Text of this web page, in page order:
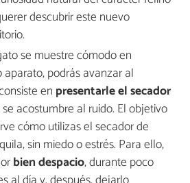
descubrir este nuevo
se muestre cómodo en
podrás avanzar al
en presentarle el secador
acostumbre al ruido. El objetivo
cómo utilizas el secador de
sin miedo o estrés. Para ello,
bien despacio, durante poco